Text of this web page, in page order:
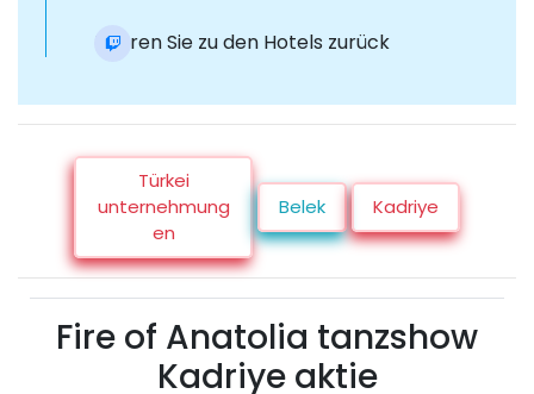
Kehren Sie zu den Hotels zurück
Türkei
unternehmung
en
Belek Kadriye
Fire of Anatolia tanzshow
Kadriye aktie